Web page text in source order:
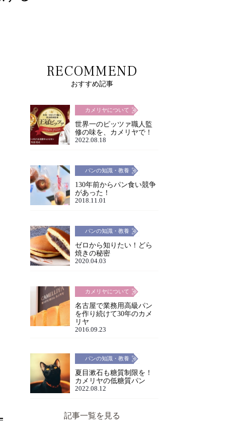
RECOMMEND
おすすめ記事
カメリヤについて
世界一のピッツァ職人監
修の味を、カメリヤで！
2022.08.18
パンの知識・教養
130年前からパン食い競争
があった！
2018.11.01
パンの知識・教養
ゼロから知りたい！どら
焼きの秘密
2020.04.03
カメリヤについて
名古屋で業務用高級パン
を作り続けて30年のカメ
リヤ
2016.09.23
パンの知識・教養
夏目漱石も糖質制限を！
カメリヤの低糖質パン
2022.08.12
記事一覧を見る